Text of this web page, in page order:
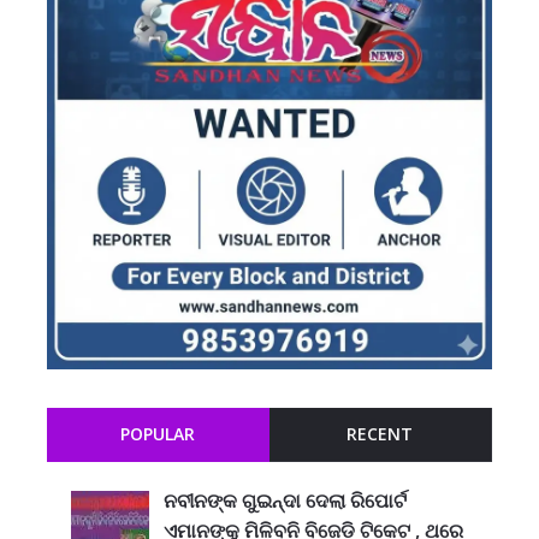
POPULAR RECENT
ନବୀନଙ୍କ ଗୁଇନ୍ଦା ଦେଲା ରିପୋର୍ଟ
ଏମାନଙ୍କୁ ମିଳିବନି ବିଜେଡି ଟିକେଟ , ଥରେ